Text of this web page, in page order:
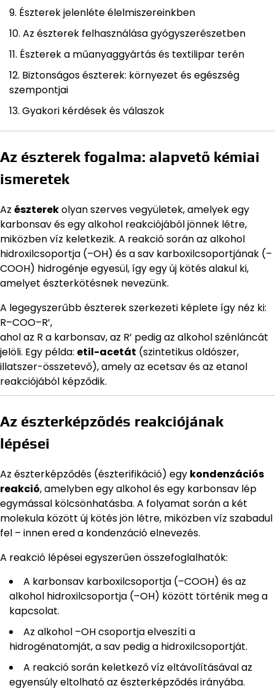
Észterek jelenléte élelmiszereinkben
Az észterek felhasználása gyógyszerészetben
Észterek a műanyaggyártás és textilipar terén
Biztonságos észterek: környezet és egészség
szempontjai
Gyakori kérdések és válaszok
Az észterek fogalma: alapvető kémiai
ismeretek
Az észterekolyan szerves vegyületek, amelyek egy
karbonsav és egy alkohol reakciójából jönnek létre,
miközben víz keletkezik. A reakció során az alkohol
hidroxilcsoportja (–OH) és a sav karboxilcsoportjának (–
COOH) hidrogénje egyesül, így egy új kötés alakul ki,
amelyet észterkötésnek nevezünk.
A legegyszerűbb észterek szerkezeti képlete így néz ki:
R–COO–R’,
ahol az R a karbonsav, az R’ pedig az alkohol szénláncát
jelöli. Egy példa: etil-acetát (szintetikus oldószer,
illatszer-összetevő), amely az ecetsav és az etanol
reakciójából képződik.
Az észterképződés reakciójának
lépései
Az észterképződés (észterifikáció) egy kondenzációs
reakció, amelyben egy alkohol és egy karbonsav lép
egymással kölcsönhatásba. A folyamat során a két
molekula között új kötés jön létre, miközben víz szabadul
fel – innen ered a kondenzáció elnevezés.
A reakció lépései egyszerűen összefoglalhatók:
A karbonsav karboxilcsoportja (–COOH) és az
alkohol hidroxilcsoportja (–OH) között történik meg a
kapcsolat.
Az alkohol –OH csoportja elveszíti a
hidrogénatomját, a sav pedig a hidroxilcsoportját.
A reakció során keletkező víz eltávolításával az
egyensúly eltolható az észterképződés irányába.